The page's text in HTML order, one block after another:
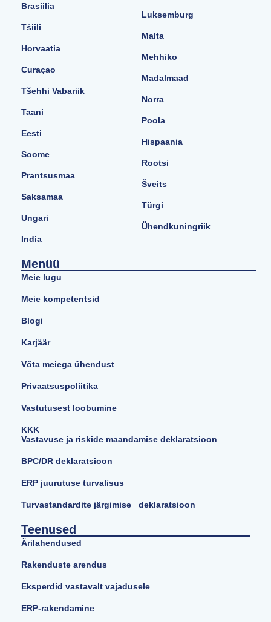
Brasiilia
Tšiili
Horvaatia
Curaçao
Tšehhi Vabariik
Taani
Eesti
Soome
Prantsusmaa
Saksamaa
Ungari
India
Luksemburg
Malta
Mehhiko
Madalmaad
Norra
Poola
Hispaania
Rootsi
Šveits
Türgi
Ühendkuningriik
Menüü
Meie lugu
Meie kompetentsid
Blogi
Karjäär
Võta meiega ühendust
Privaatsuspoliitika
Vastutusest loobumine
KKK
Vastavuse ja riskide maandamise deklaratsioon
BPC/DR deklaratsioon
ERP juurutuse turvalisus
Turvastandardite järgimise deklaratsioon
Teenused
Ärilahendused
Rakenduste arendus
Eksperdid vastavalt vajadusele
ERP-rakendamine